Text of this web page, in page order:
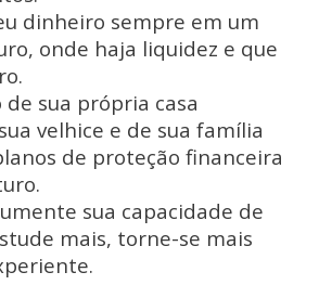
dinheiro sempre em um
onde haja liquidez e que
de sua própria casa
velhice e de sua família
de proteção financeira
sua capacidade de
mais, torne-se mais